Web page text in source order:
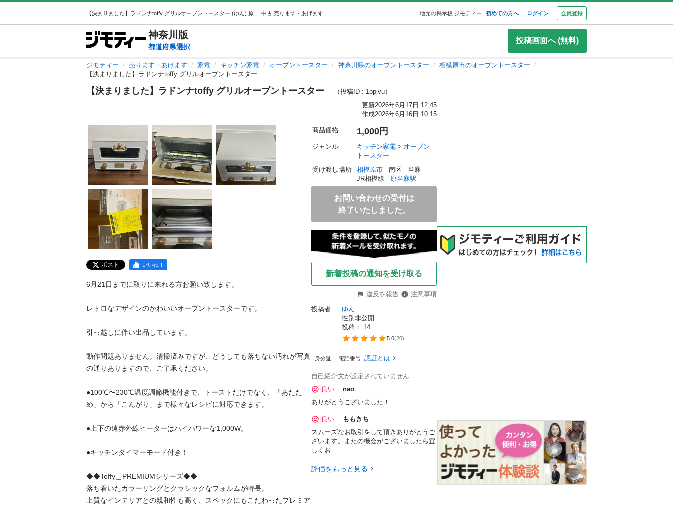
中古 売ります・あげます 地元の掲示板 ジモティー 初めての方へ ログイン 会員登録
神奈川 版
都道府県選択
投稿画面へ (無料)
ジモティー 売ります・あげます 家電 キッチン家電 オーブントースター 神奈川県のオーブントースター
相模原市のオーブントースター
【決まりました】ラドンナtoffy グリルオーブントースター
【決まりました】ラドンナtoffy グリルオーブントースター
（投稿ID : 1ppjvu）
更新2026年6月17日 12:45
作成2026年6月16日 10:15
ポスト いいね！
6月21日までに取りに来れる方お願い致します。
レトロなデザインのかわいいオーブントースターです。
引っ越しに伴い出品しています。
動作問題ありません。清掃済みですが、どうしても落ちない汚れが写真
の通りありますので、ご了承ください。
●100℃〜230℃温度調節機能付きで、トーストだけでなく、「あたた
め」から「こんがり」まで様々なレシピに対応できます。
●上下の遠赤外線ヒーターはハイパワーな1,000W。
●キッチンタイマーモード付き！
◆◆Toffy＿PREMIUMシリーズ◆◆
落ち着いたカラーリングとクラシックなフォルムが特長。
上質なインテリアとの親和性も高く、スペックにもこだわったプレミア
商品価格 1,000円
ジャンル キッチン家電 > オーブン
トースター
受け渡し場所
相模原市 - 南区 - 当麻
JR相模線 - 原当麻駅
お問い合わせの受付は
終了いたしました。
新着投稿の通知を受け取る
違反を報告
注意事項
投稿者
ゆん
性別非公開
投稿： 14
5.0(20)
身分証 電話番号 認証とは
自己紹介文が設定されていません
良い
nao
ありがとうございました！
良い
ももきち
スムーズなお取引をして頂きありがとうご
ざいます。またの機会がございましたら宜
しくお...
評価をもっと見る